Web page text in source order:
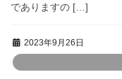
でありますの […]
2023年9月26日